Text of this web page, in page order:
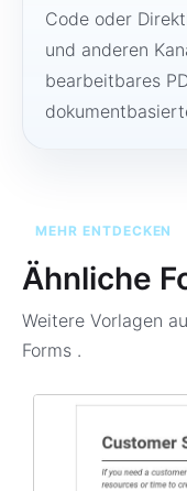
Code oder
und anderen
bearbeitbares
MEHR ENTDECKEN
Ähnliche
Weitere Vorlagen
Forms .